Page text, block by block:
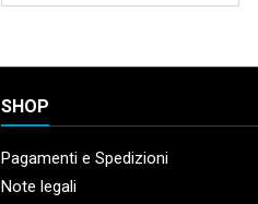
SHOP
Pagamenti e Spedizioni
Note legali